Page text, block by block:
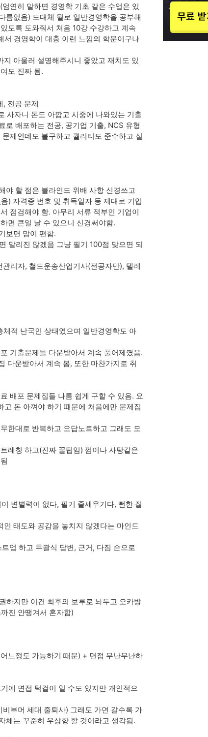
연히 말하면 경영학 기초 같은 수업은 있
름없음) 도대체 뭘로 일반경영학을 공부해
도록 도와줘서 처음 10강 수강하고 계속
경영학이 대충 이런 느낌의 학문이구나
아울러 설명해주시니 좋았고 재치도 있
도 진짜 됨.
, 전공 문제
사자니 돈도 아깝고 시중에 나와있는 기출
로 배포하는 전공, 공기업 기출, NCS 유형
제인데도 불구하고 퀄리티도 준수하고 실
야 할 점은 블라인드 위배 사항 신경쓰고
) 자격증 번호 및 취득일자 등 제대로 기입
점검해야 함. 아무리 서류 적부인 기업이
면 큰일 날 수 있으니 신경써야함.
보면 맘이 편함.
말리진 않겠음 그냥 필기 100점 맞으면 되
리자, 철도운송산업기사(전공자만), 텔레
적 난국인 상태였으며 일반경영학도 아
기출문제들 다운받아서 계속 풀어제꼈음.
다운받아서 계속 봄, 또한 마찬가지로 취
배포 문제집들 나름 쉽게 구할 수 있음. 요
돈 아껴야 하기 때문에 처음에만 문제집
한대로 반복하고 오답노트하고 그래도 모
레칭 하고(진짜 꿀팁임) 껌이나 사탕같은
변별력이 없다, 필기 줄세우기다, 뻔한 질
태도와 공감을 놓치지 않겠다는 마인드
업 하고 두괄식 답변, 근거, 다짐 순으로
하지만 이건 최후의 보루로 놔두고 오카방
진 안땡겨서 혼자함)
느정도 가능하기 때문) + 면접 무난무난하
에 면접 턱걸이 일 수도 있지만 개인적으
부머 세대 줄퇴사) 그래도 가면 갈수록 가
체는 꾸준히 우상향 할 것이라고 생각됨.